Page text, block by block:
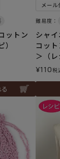
ットン
メー
難易度：
シャ
コッ
＞（レ
¥110税